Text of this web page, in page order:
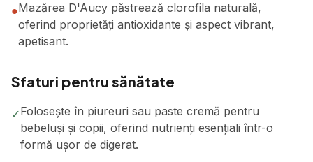
●Mazărea D'Aucy păstrează clorofila naturală,
oferind proprietăți antioxidante și aspect vibrant,
apetisant.
Sfaturi pentru sănătate
✓Folosește în piureuri sau paste cremă pentru
bebeluși și copii, oferind nutrienți esențiali într-o
formă ușor de digerat.